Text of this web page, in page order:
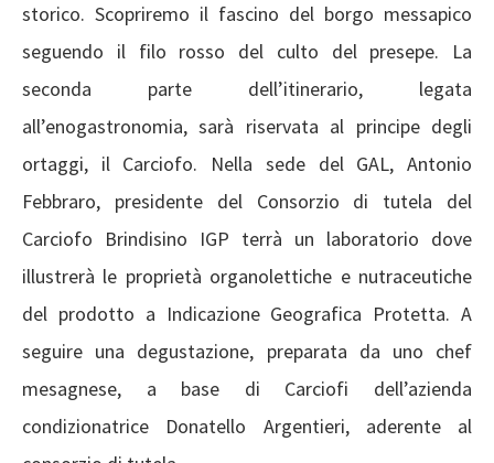
storico. Scopriremo il fascino del borgo messapico
seguendo il filo rosso del culto del presepe. La
seconda parte dell’itinerario, legata
all’enogastronomia, sarà riservata al principe degli
ortaggi, il Carciofo. Nella sede del GAL, Antonio
Febbraro, presidente del Consorzio di tutela del
Carciofo Brindisino IGP terrà un laboratorio dove
illustrerà le proprietà organolettiche e nutraceutiche
del prodotto a Indicazione Geografica Protetta. A
seguire una degustazione, preparata da uno chef
mesagnese, a base di Carciofi dell’azienda
condizionatrice Donatello Argentieri, aderente al